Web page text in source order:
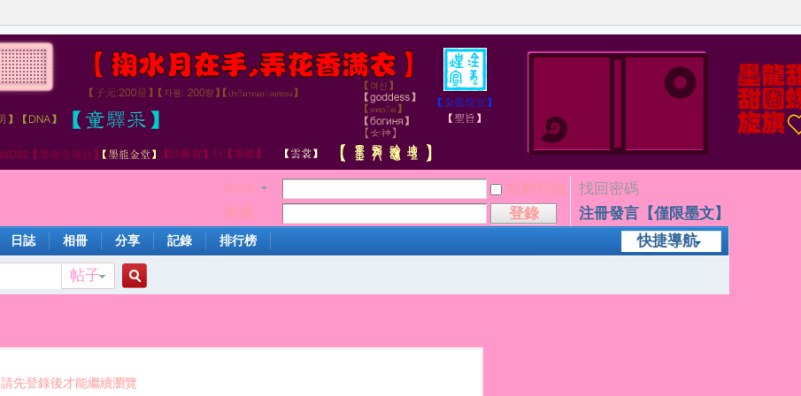
用戶名 自動登錄
找回密碼
密碼
登錄
注冊發言【僅限墨文】
快捷導航
日誌 相冊 分享 記錄 排行榜
帖子
索
請先登錄後才能繼續瀏覽